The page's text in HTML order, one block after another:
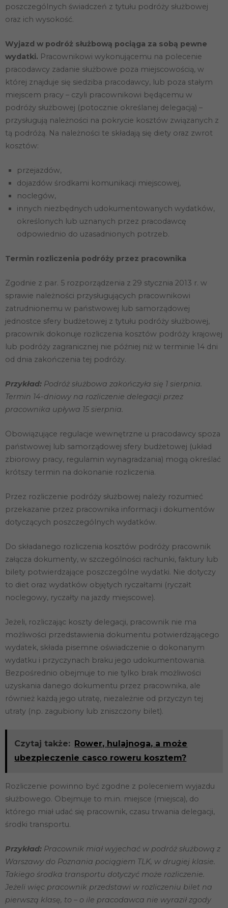
poszczególnych świadczeń z tytułu podróży służbowej
oraz ich wysokość.
Wyjazd w podróż służbową pociąga za sobą pewne
wydatki. Pracownikowi wykonującemu na polecenie
pracodawcy zadanie służbowe poza miejscowością, w
której znajduje się siedziba pracodawcy, lub poza stałym
miejscem pracy – czyli pracownikowi będącemu w
podróży służbowej (potocznie określanej delegacją) –
przysługują należności na pokrycie kosztów związanych z
tą podróżą. Na należności te składają się diety oraz zwrot
kosztów:
przejazdów,
dojazdów środkami komunikacji miejscowej,
noclegów,
innych niezbędnych udokumentowanych wydatków,
określonych lub uznanych przez pracodawcę
odpowiednio do uzasadnionych potrzeb.
Termin rozliczenia podróży przez pracownika
Zgodnie z par. 5 rozporządzenia z 29 stycznia 2013 r. w
sprawie należności przysługujących pracownikowi
zatrudnionemu w państwowej lub samorządowej
jednostce sfery budżetowej z tytułu podróży służbowej,
pracownik dokonuje rozliczenia kosztów podróży krajowej
lub podróży zagranicznej nie później niż w terminie 14 dni
od dnia zakończenia tej podróży.
Przykład: Podróż służbowa zakończyła się 1 sierpnia.
Termin 14-dniowy na rozliczenie delegacji przez
pracownika upływa 15 sierpnia.
Obowiązujące regulacje wewnętrzne u pracodawcy spoza
państwowej lub samorządowej sfery budżetowej (układ
zbiorowy pracy, regulamin wynagradzania) mogą określać
krótszy termin na dokonanie rozliczenia.
Przez rozliczenie podróży służbowej należy rozumieć
przekazanie przez pracownika informacji i dokumentów
dotyczących poszczególnych wydatków.
Do składanego rozliczenia kosztów podróży pracownik
załącza dokumenty, w szczególności rachunki, faktury lub
bilety potwierdzające poszczególne wydatki. Nie dotyczy
to diet oraz wydatków objętych ryczałtami (ryczałt
noclegowy, ryczałty na jazdy miejscowe).
Jeżeli, rozliczając koszty delegacji, pracownik nie ma
możliwości przedstawienia dokumentu potwierdzającego
wydatek, składa pisemne oświadczenie o dokonanym
wydatku i przyczynach braku jego udokumentowania.
Bezpośrednio obejmuje to nie tylko brak możliwości
uzyskania danego dokumentu przez pracownika, ale
również każdą jego utratę, niezależnie od przyczyn tej
utraty (np. zagubiony lub zniszczony bilet).
Czytaj także: Rower, hulajnoga, a może
ubezpieczenie casco roweru kosztem?
Rozliczenie powinno być zgodne z poleceniem wyjazdu
służbowego. Obejmuje to m.in. miejsce (miejsca), do
którego miał udać się pracownik, czasu trwania delegacji,
środki transportu.
Przykład: Pracownik miał wyjechać w podróż służbową z
Warszawy do Poznania pociągiem TLK, w drugiej klasie.
Takiego środka transportu dotyczyć może rozliczenie.
Jeżeli więc pracownik przedstawi w rozliczeniu bilet na
pierwszą klasę, to – o ile pracodawca nie wyraził zgody